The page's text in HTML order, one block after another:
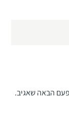
הבאה שאגיב.